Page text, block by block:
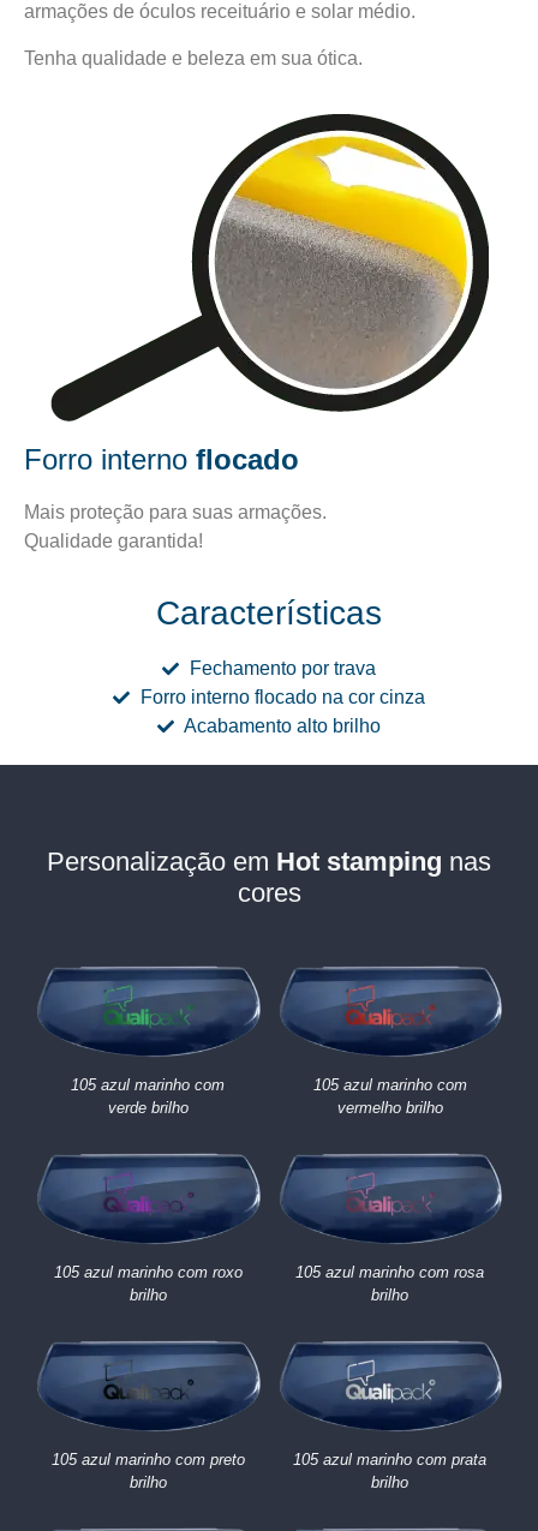
armações de óculos receituário e solar médio.
Tenha qualidade e beleza em sua ótica.
Forro interno flocado
Mais proteção para suas armações.
Qualidade garantida!
Características
Fechamento por trava
Forro interno flocado na cor cinza
Acabamento alto brilho
Personalização em Hot stamping nas
cores
105 azul marinho com
verde brilho
105 azul marinho com
vermelho brilho
105 azul marinho com roxo
brilho
105 azul marinho com rosa
brilho
105 azul marinho com preto
brilho
105 azul marinho com prata
brilho